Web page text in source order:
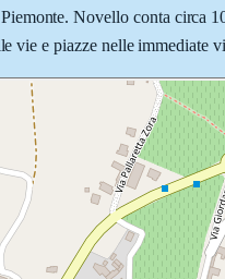
Novello conta circa
vie e piazze nelle immediate